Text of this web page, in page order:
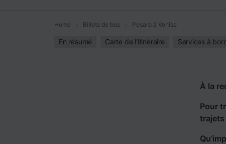
Home Billets de bus Pesaro à Venise
En résumé Carte de l'itinéraire Services à
À la
Pour
trajets